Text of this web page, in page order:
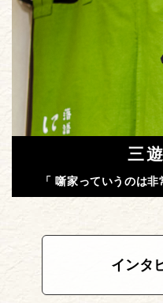
三
「 噺家っていうのは
インタ